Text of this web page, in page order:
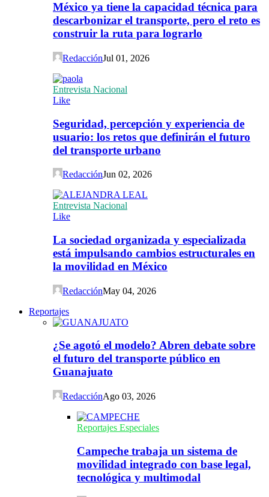
México ya tiene la capacidad técnica para
descarbonizar el transporte, pero el reto es
construir la ruta para lograrlo
RedacciónJul 01, 2026
Entrevista Nacional
Like
Seguridad, percepción y experiencia de
usuario: los retos que definirán el futuro
del transporte urbano
RedacciónJun 02, 2026
Entrevista Nacional
Like
La sociedad organizada y especializada
está impulsando cambios estructurales en
la movilidad en México
RedacciónMay 04, 2026
Reportajes
¿Se agotó el modelo? Abren debate sobre
el futuro del transporte público en
Guanajuato
RedacciónAgo 03, 2026
Reportajes Especiales
Campeche trabaja un sistema de
movilidad integrado con base legal,
tecnológica y multimodal